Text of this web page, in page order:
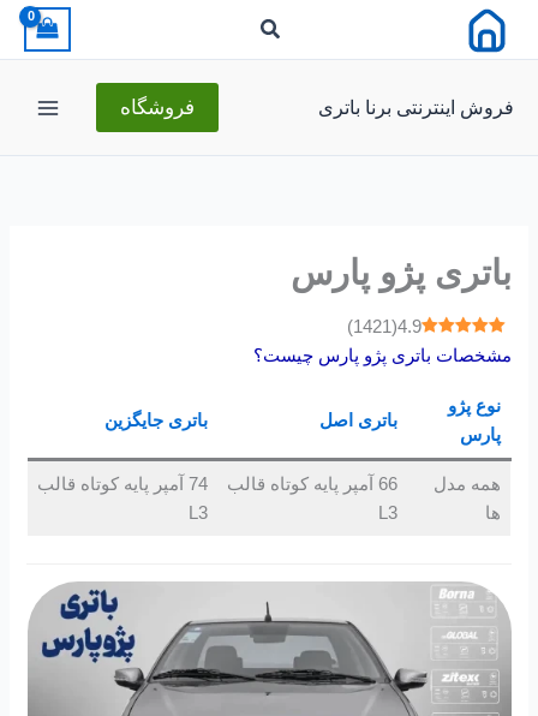
فروش اینترنتی برنا باتری فروشگاه
باتری پژو پارس
4.9
(
1421
)
مشخصات باتری پژو پارس چیست؟
نوع پژو
پارس
باتری اصل باتری جایگزین
همه مدل
ها
66 آمپر پایه کوتاه قالب
L3
74 آمپر پایه کوتاه قالب
L3